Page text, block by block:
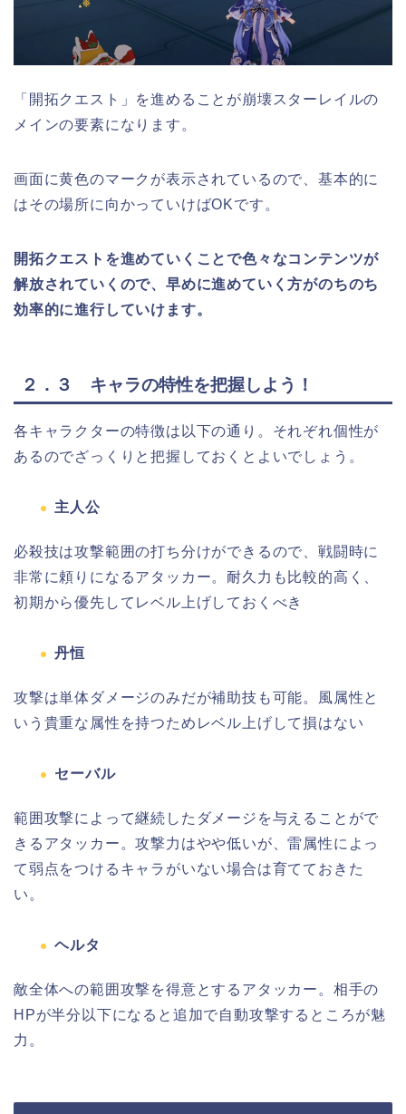
「開拓クエスト」を進めることが崩壊スターレイルの
メインの要素になります。
画面に黄色のマークが表示されているので、基本的に
はその場所に向かっていけばOKです。
開拓クエストを進めていくことで色々なコンテンツが
解放されていくので、早めに進めていく方がのちのち
効率的に進行していけます。
２．３ キャラの特性を把握しよう！
各キャラクターの特徴は以下の通り。それぞれ個性が
あるのでざっくりと把握しておくとよいでしょう。
主人公
必殺技は攻撃範囲の打ち分けができるので、戦闘時に
非常に頼りになるアタッカー。耐久力も比較的高く、
初期から優先してレベル上げしておくべき
丹恒
攻撃は単体ダメージのみだが補助技も可能。風属性と
いう貴重な属性を持つためレベル上げして損はない
セーバル
範囲攻撃によって継続したダメージを与えることがで
きるアタッカー。攻撃力はやや低いが、雷属性によっ
て弱点をつけるキャラがいない場合は育てておきた
い。
ヘルタ
敵全体への範囲攻撃を得意とするアタッカー。相手の
HPが半分以下になると追加で自動攻撃するところが魅
力。